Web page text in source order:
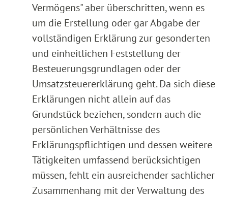
Vermögens" aber überschritten, wenn es
um die Erstellung oder gar Abgabe der
vollständigen Erklärung zur gesonderten
und einheitlichen Feststellung der
Besteuerungsgrundlagen oder der
Umsatzsteuererklärung geht. Da sich diese
Erklärungen nicht allein auf das
Grundstück beziehen, sondern auch die
persönlichen Verhältnisse des
Erklärungspflichtigen und dessen weitere
Tätigkeiten umfassend berücksichtigen
müssen, fehlt ein ausreichender sachlicher
Zusammenhang mit der Verwaltung des